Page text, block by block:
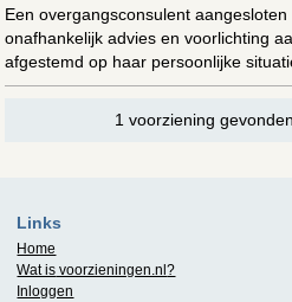
Een overgangsconsulent
onafhankelijk advies en voorlichting
afgestemd op haar persoonlijke
1 voorziening
Links
Home
Wat is voorzieningen.nl?
Inloggen